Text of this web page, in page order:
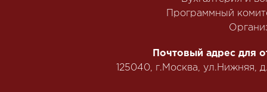
Программный
Почтовый адрес для
125040, г.Москва, ул.Нижняя,